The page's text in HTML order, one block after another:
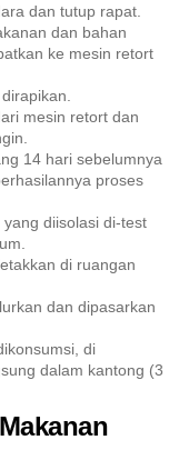
dan tutup rapat.
dan bahan
ke mesin retort
mesin retort dan
14 hari sebelumnya
proses
diisolasi di-test
di ruangan
dan dipasarkan
di
dalam kantong (3